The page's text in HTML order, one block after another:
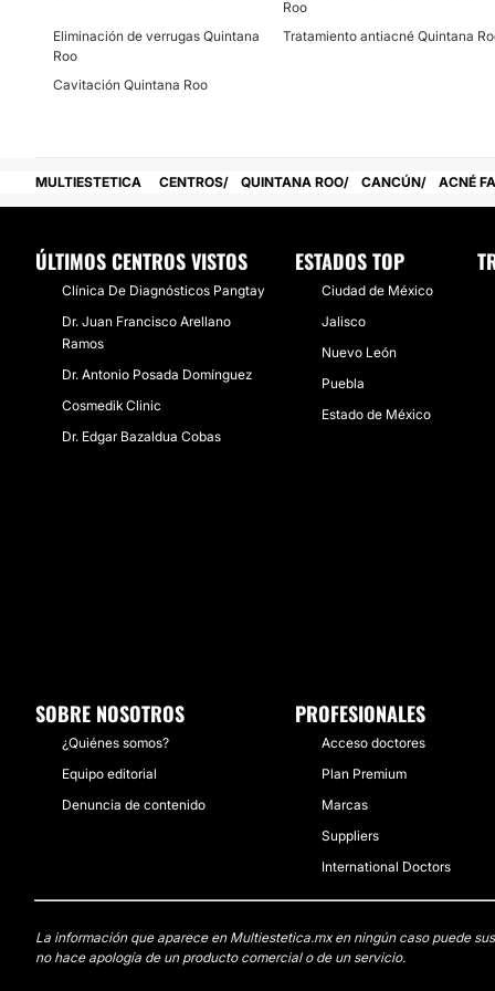
Especialidades
Dispone deproductos
toxina botulínica
Faciales
Cavitación
Celulitis
Piel
Lunares, verrugas
Peeling
Equipo
Cuenta con un respaldo de ya
del personal que le
, con
se encuentra situada en el
No
Financiación o facilidades de pago:
No
Roo
Eliminación de verrugas Quintana
Roo
Tratamiento antiacné Quintana
Cavitación Quintana Roo
MULTIESTETICA CENTROS QUINTANA ROO CANCÚN ACNÉ
ÚLTIMOS CENTROS VISTOS
Clínica De Diagnósticos Pangtay
Dr. Juan Francisco Arellano
Ramos
Dr. Antonio Posada Domínguez
Cosmedik Clinic
Dr. Edgar Bazaldua Cobas
ESTADOS TOP
Ciudad de México
Jalisco
Nuevo León
Puebla
Estado de México
SOBRE NOSOTROS
¿Quiénes somos?
Equipo editorial
Denuncia de contenido
PROFESIONALES
Acceso doctores
Plan Premium
Marcas
Suppliers
International Doctors
La información que aparece en Multiestetica.mx en ningún caso puede
no hace apología de un producto comercial o de un servicio.